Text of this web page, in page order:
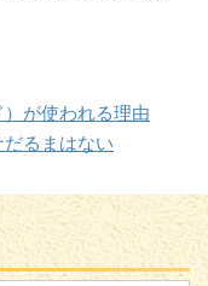
が使われる理由
るまはない